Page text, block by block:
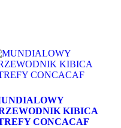
KIBICA
CONCACAF